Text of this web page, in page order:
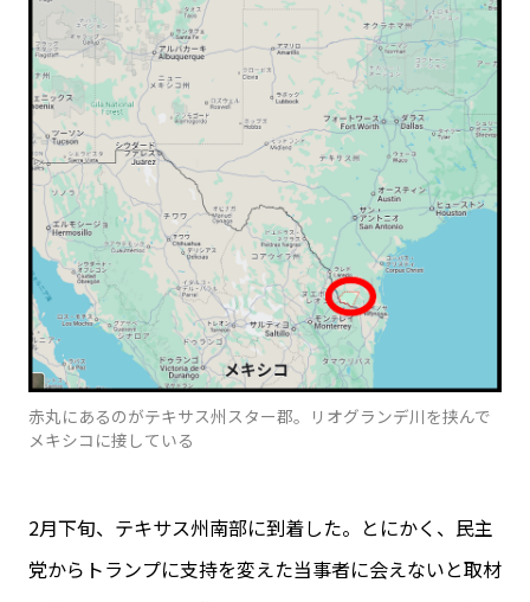
赤丸にあるのがテキサス州スター郡。リオグランデ川を挟んで
メキシコに接している
2月下旬、テキサス州南部に到着した。とにかく、民主
党からトランプに支持を変えた当事者に会えないと取材